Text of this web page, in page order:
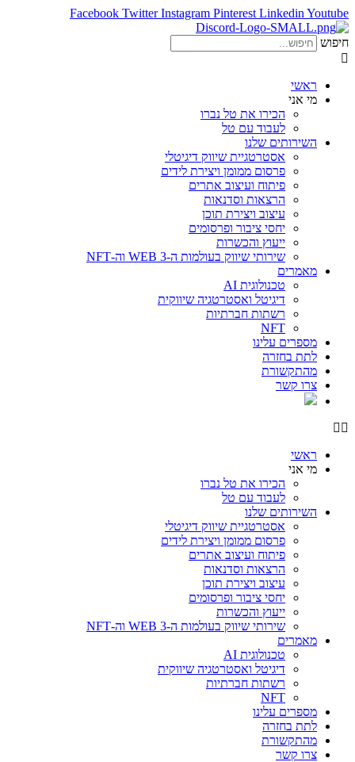
Facebook Twitter Instagram Pinterest Linkedin Youtube
חיפוש
ראשי
מי אני
הכירו את טל נברו
לעבוד עם טל
השירותים שלנו
אסטרטגיית שיווק דיגיטלי
פרסום ממומן ויצירת לידים
פיתוח ועיצוב אתרים
הרצאות וסדנאות
עיצוב ויצירת תוכן
יחסי ציבור ופרסומים
ייעוץ והכשרות
שירותי שיווק בעולמות ה-WEB 3 וה-NFT
מאמרים
טכנולוגית AI
דיגיטל ואסטרטגיה שיווקית
רשתות חברתיות
NFT
מספרים עלינו
לתת בחזרה
מהתקשורת
צרו קשר
ראשי
מי אני
הכירו את טל נברו
לעבוד עם טל
השירותים שלנו
אסטרטגיית שיווק דיגיטלי
פרסום ממומן ויצירת לידים
פיתוח ועיצוב אתרים
הרצאות וסדנאות
עיצוב ויצירת תוכן
יחסי ציבור ופרסומים
ייעוץ והכשרות
שירותי שיווק בעולמות ה-WEB 3 וה-NFT
מאמרים
טכנולוגית AI
דיגיטל ואסטרטגיה שיווקית
רשתות חברתיות
NFT
מספרים עלינו
לתת בחזרה
מהתקשורת
צרו קשר